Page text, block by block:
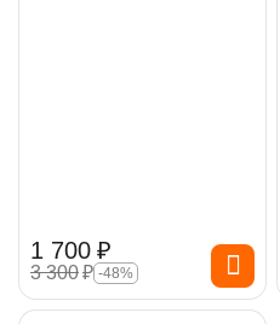
1 700 ₽
3 300₽ -48%